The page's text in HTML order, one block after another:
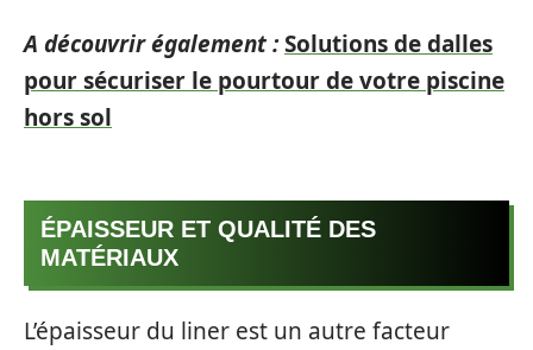
A découvrir également :Solutions de dalles
pour sécuriser le pourtour de votre piscine
hors sol
ÉPAISSEUR ET QUALITÉ DES
MATÉRIAUX
L’épaisseur du liner est un autre facteur